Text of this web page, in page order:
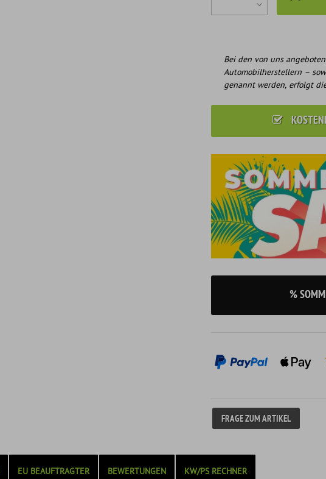
Bei den von uns
Automobilherstellern –
genannt werden, erfolgt
%
FRAGE ZUM ARTIKEL
EU BEAUFTRAGTER BEWERTUNGEN KW/PS RECHNER